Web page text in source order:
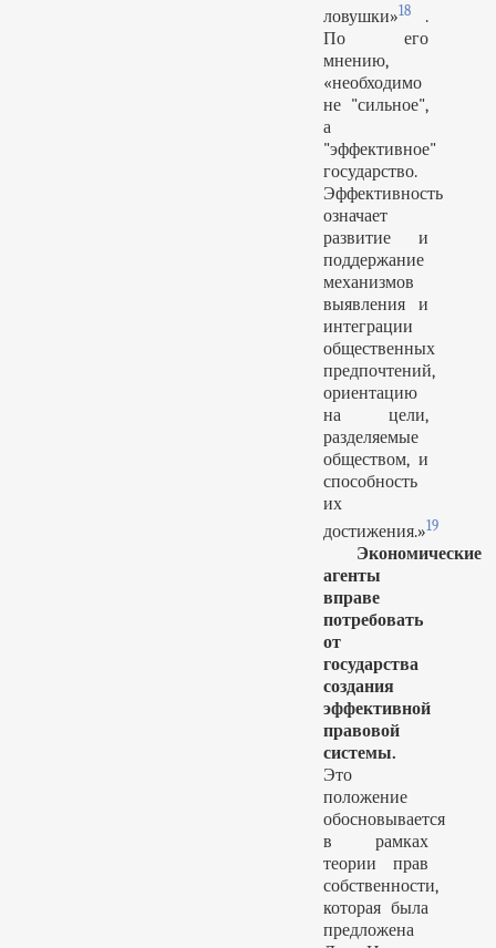
ловушки»18
.
По его
мнению,
«необходимо
не "сильное",
а
"эффективное"
государство.
Эффективность
означает
развитие и
поддержание
механизмов
выявления и
интеграции
общественных
предпочтений,
ориентацию
на цели,
разделяемые
обществом, и
способность
их
достижения.»19
Экономические
агенты
вправе
потребовать
от
государства
создания
эффективной
правовой
системы.
Это
положение
обосновывается
в рамках
теории прав
собственности,
которая была
предложена